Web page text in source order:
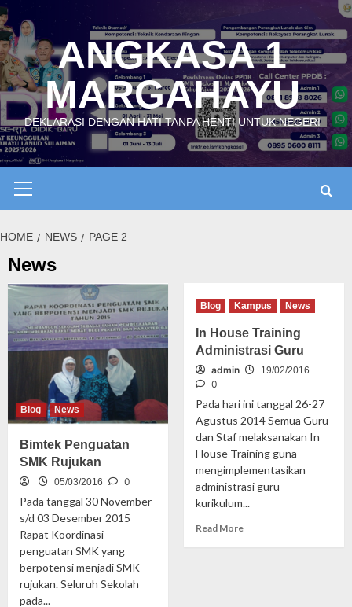
Skip
to
content ANGKASA 1
MARGAHAYU
DEKLARASI DENGAN HATI TANPA HENTI UNTUK NEGERI
Menu
HOME NEWS PAGE 2
News
Blog News
Bimtek Penguatan
SMK Rujukan
05/03/2016 0
Pada tanggal 30 November
s/d 03 Desember 2015
Rapat Koordinasi
penguatan SMK yang
berpotensi menjadi SMK
rujukan. Seluruh Sekolah
pada...
Blog Kampus News
In House Training
Administrasi Guru
admin 19/02/2016
0
Pada hari ini tanggal 26-27
Agustus 2014 Semua Guru
dan Staf melaksanakan In
House Training guna
mengimplementasikan
administrasi guru
kurikulum...
Read More